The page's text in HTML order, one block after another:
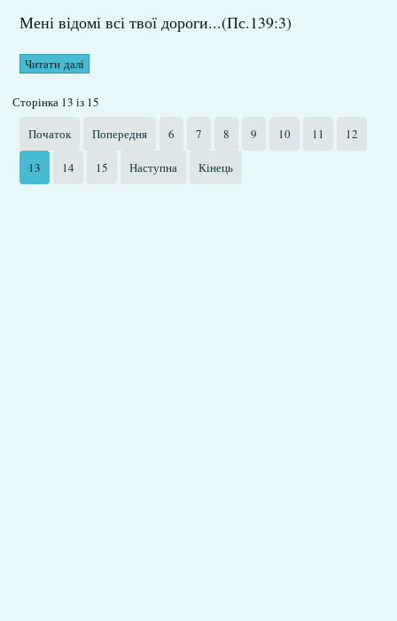
Мені відомі всі твої дороги...(Пс.139:3)
Читати далі
Сторінка 13 із 15
Початок
Попередня 6 7 8 9 10 11 12
13 14 15 Наступна Кінець